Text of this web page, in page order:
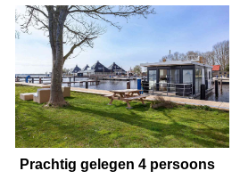
Prachtig gelegen 4 persoons